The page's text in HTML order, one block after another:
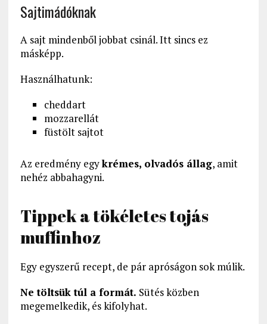
Sajtimádóknak
A sajt mindenből jobbat csinál. Itt sincs ez
másképp.
Használhatunk:
cheddart
mozzarellát
füstölt sajtot
Az eredmény egykrémes, olvadós állag, amit
nehéz abbahagyni.
Tippek a tökéletes tojás
muffinhoz
Egy egyszerű recept, de pár apróságon sok múlik.
Ne töltsük túl a formát. Sütés közben
megemelkedik, és kifolyhat.